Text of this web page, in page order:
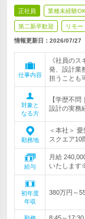
正社員 業種未経験OK
第二新卒歓迎 リモ
情報更新日：2026/07/27
仕事内容
《社員の
発、設計業
担うことも
対象と
なる方
【学歴不
設計の実務
勤務地
＜本社＞
スクエア10
給与
月給
いたします
初年度
年収
380万円～